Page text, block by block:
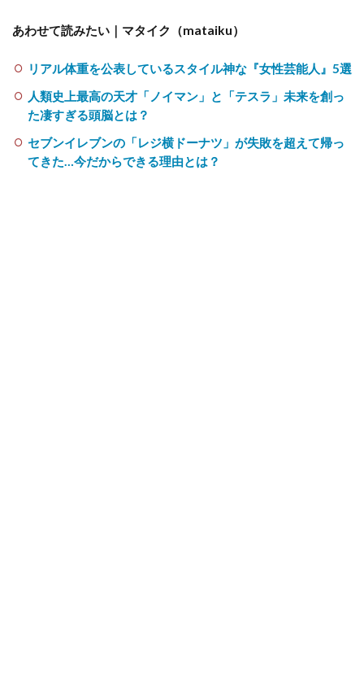
あわせて読みたい｜マタイク（mataiku）
リアル体重を公表しているスタイル神な『女性芸能人』5選
人類史上最高の天才「ノイマン」と「テスラ」未来を創っ
た凄すぎる頭脳とは？
セブンイレブンの「レジ横ドーナツ」が失敗を超えて帰っ
てきた…今だからできる理由とは？